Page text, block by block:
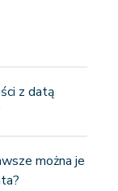
z datą
można je